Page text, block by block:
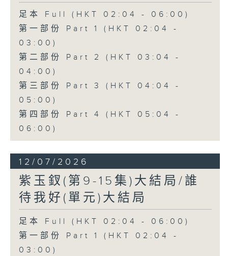
足本 Full (HKT 02:04 - 06:00)
第一部份 Part 1 (HKT 02:04 -
03:00)
第二部份 Part 2 (HKT 03:04 -
04:00)
第三部份 Part 3 (HKT 04:04 -
05:00)
第四部份 Part 4 (HKT 05:04 -
06:00)
12/07/2026
紫玉釵(第9-15集)大結局/誰
待我好(單元)大結局
足本 Full (HKT 02:04 - 06:00)
第一部份 Part 1 (HKT 02:04 -
03:00)